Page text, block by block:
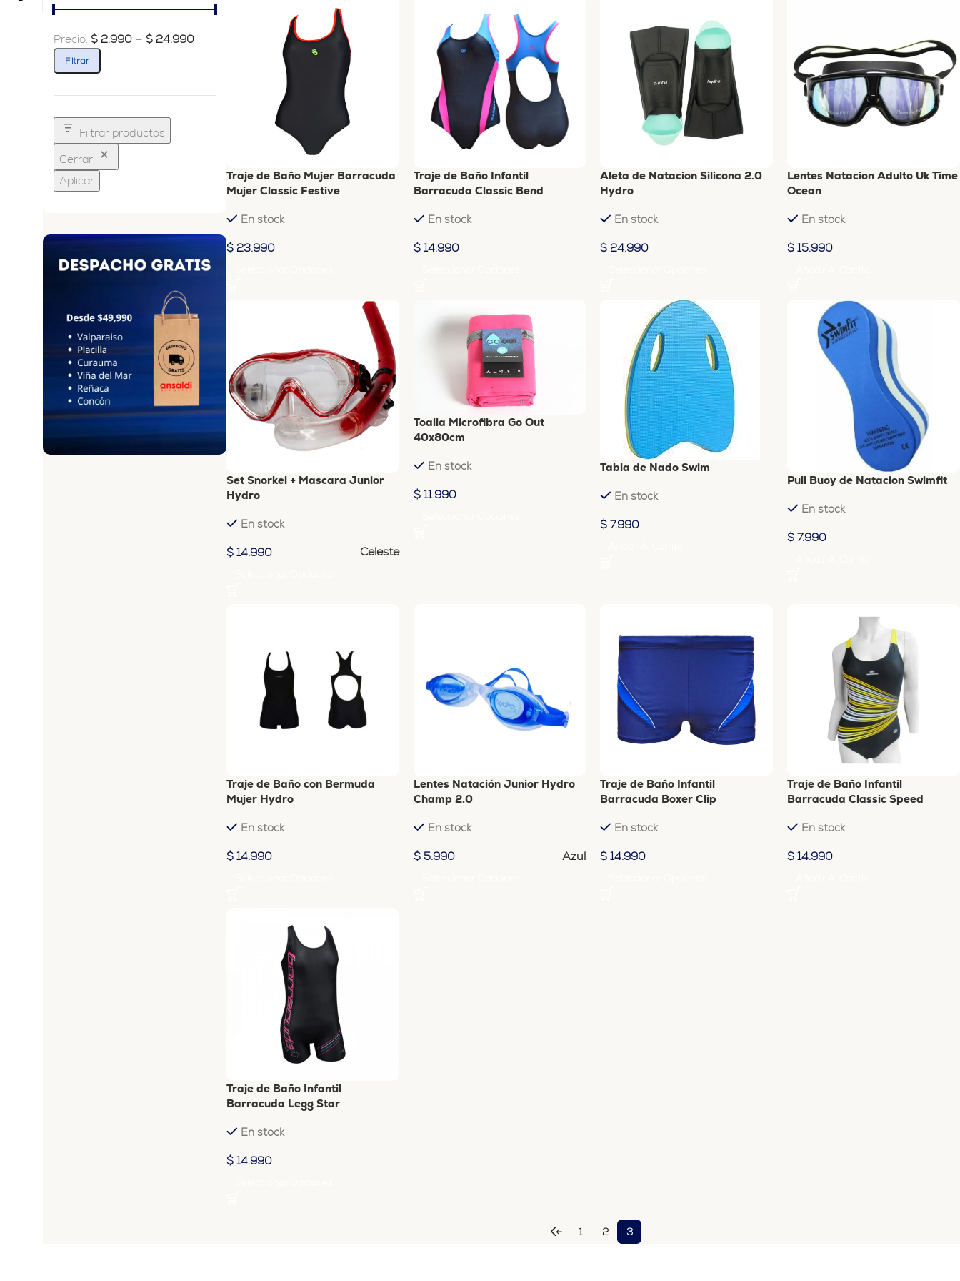
Filtrar
Precio: $ 2.990 — $ 24.990
Filtrar productos
Cerrar
Aplicar
Traje de Baño Mujer Barracuda
Mujer Classic Festive
En stock
$23.990
Traje de Baño Infantil
Barracuda Classic Bend
En stock
$14.990
Aleta de Natacion Silicona 2.0
Hydro
En stock
$ 24.990
Lentes Natacion Adulto Uk Time
Ocean
En stock
$ 15.990
Set Snorkel + Mascara Junior
Hydro
En stock
$14.990 Celeste
Toalla Microfibra Go Out
40x80cm
En stock
$11.990
Tabla de Nado Swim
En stock
$ 7.990
Pull Buoy de Natacion Swimfit
En stock
$ 7.990
Traje de Baño con Bermuda
Mujer Hydro
En stock
$14.990
Lentes Natación Junior Hydro
Champ 2.0
En stock
$5.990 Azul
Traje de Baño Infantil
Barracuda Boxer Clip
En stock
$ 14.990
Traje de Baño Infantil
Barracuda Classic Speed
En stock
$ 14.990
Traje de Baño Infantil
Barracuda Legg Star
En stock
$14.990
← 1 2 3